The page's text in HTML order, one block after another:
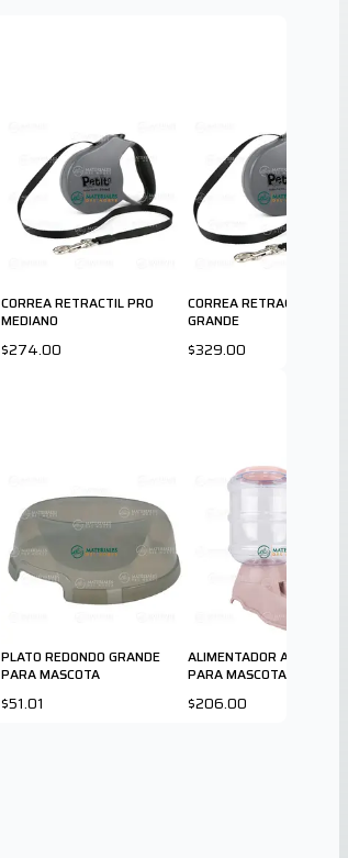
CORREA RETRACTIL PRO
MEDIANO
$274.00
CORREA RETRACTIL PRO
GRANDE
$329.00
PLATO REDONDO GRANDE
PARA MASCOTA
$51.01
ALIMENTADOR
PARA MASCOTA 661501
$206.00